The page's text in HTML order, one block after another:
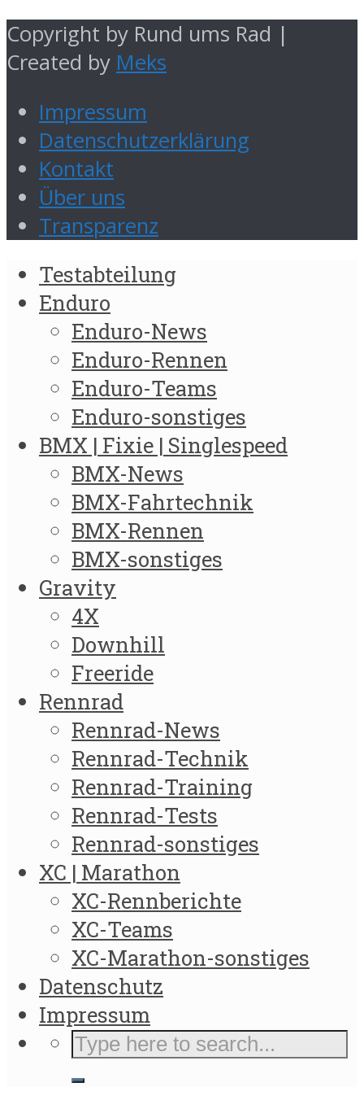
Copyright by Rund ums Rad |
Created by Meks
Impressum
Datenschutzerklärung
Kontakt
Über uns
Transparenz
Testabteilung
Enduro
Enduro-News
Enduro-Rennen
Enduro-Teams
Enduro-sonstiges
BMX | Fixie | Singlespeed
BMX-News
BMX-Fahrtechnik
BMX-Rennen
BMX-sonstiges
Gravity
4X
Downhill
Freeride
Rennrad
Rennrad-News
Rennrad-Technik
Rennrad-Training
Rennrad-Tests
Rennrad-sonstiges
XC | Marathon
XC-Rennberichte
XC-Teams
XC-Marathon-sonstiges
Datenschutz
Impressum